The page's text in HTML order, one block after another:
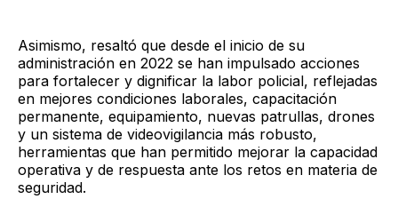
Asimismo, resaltó que desde el inicio de su
administración en 2022 se han impulsado acciones
para fortalecer y dignificar la labor policial, reflejadas
en mejores condiciones laborales, capacitación
permanente, equipamiento, nuevas patrullas, drones
y un sistema de videovigilancia más robusto,
herramientas que han permitido mejorar la capacidad
operativa y de respuesta ante los retos en materia de
seguridad.